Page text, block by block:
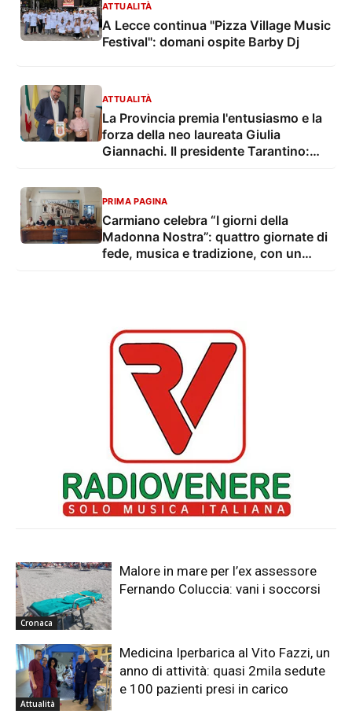
ATTUALITÀ
A Lecce continua "Pizza Village Music
Festival": domani ospite Barby Dj
ATTUALITÀ
La Provincia premia l'entusiasmo e la
forza della neo laureata Giulia
Giannachi. Il presidente Tarantino:
PRIMA PAGINA
Carmiano celebra “I giorni della
Madonna Nostra”: quattro giornate di
fede, musica e tradizione, con un
Cronaca
Malore in mare per l’ex assessore
Fernando Coluccia: vani i soccorsi
Attualità
Medicina Iperbarica al Vito Fazzi, un
anno di attività: quasi 2mila sedute
e 100 pazienti presi in carico